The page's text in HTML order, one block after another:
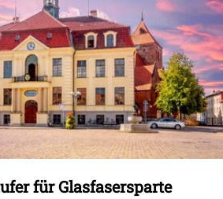
für Glasfasersparte